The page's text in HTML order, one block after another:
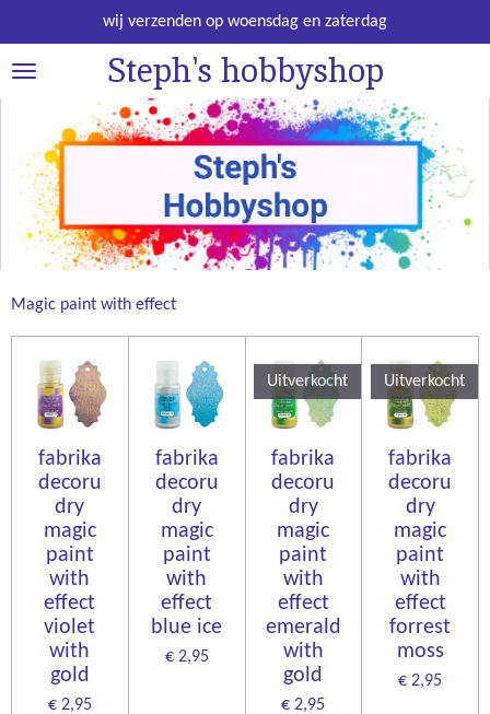
direct
naar
hoofdinhoud
Steph's hobbyshop
wij verzenden op woensdag en zaterdag
Magic paint with effect
fabrika
decoru
dry
magic
paint
with
effect
violet
with
gold
€ 2,95
fabrika
decoru
dry
magic
paint
with
effect
blue ice
€ 2,95
Uitverkocht
fabrika
decoru
dry
magic
paint
with
effect
emerald
with
gold
€ 2,95
Uitverkocht
fabrika
decoru
dry
magic
paint
with
effect
forrest
moss
€ 2,95